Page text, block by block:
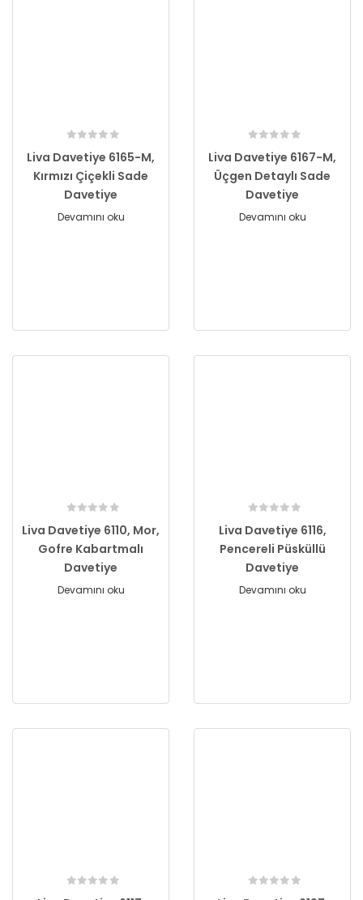
Liva Davetiye 6165-M,
Kırmızı Çiçekli Sade
Davetiye
Devamını oku
Liva Davetiye 6167-M,
Üçgen Detaylı Sade
Davetiye
Devamını oku
Liva Davetiye 6110, Mor,
Gofre Kabartmalı
Davetiye
Devamını oku
Liva Davetiye 6116,
Pencereli Püsküllü
Davetiye
Devamını oku